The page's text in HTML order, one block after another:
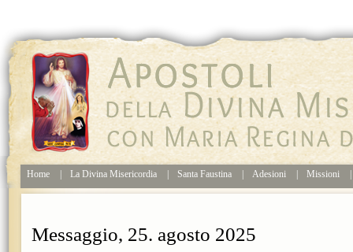
Home La Divina Misericordia Santa Faustina Adesioni Missioni
Messaggio, 25. agosto 2025